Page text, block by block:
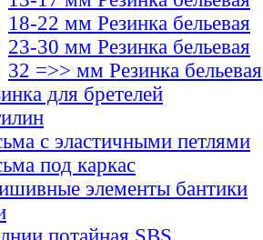
18-22 мм Резинка бельевая
23-30 мм Резинка бельевая
32 =>> мм Резинка бельевая
для бретелей
с эластичными петлями
под каркас
элементы бантики